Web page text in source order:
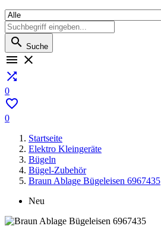
 Suche
 

0

0
Startseite
Elektro Kleingeräte
Bügeln
Bügel-Zubehör
Braun Ablage Bügeleisen 6967435
Neu